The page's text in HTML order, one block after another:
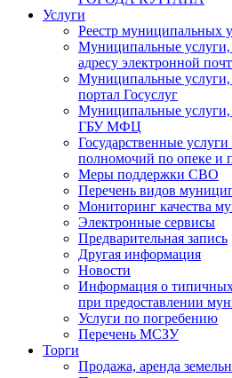
Услуги
Реестр муниципальных
Муниципальные услуги,
адресу электронной
Муниципальные услуги,
портал Госуслуг
Муниципальные услуги,
ГБУ МФЦ
Государственные
полномочий по опеке и
Меры поддержки СВО
Перечень видов
Мониторинг качества
Электронные сервисы
Предварительная запись
Другая информация
Новости
Информация о
при предоставлении
Услуги по погребению
Перечень МСЗУ
Торги
Продажа, аренда